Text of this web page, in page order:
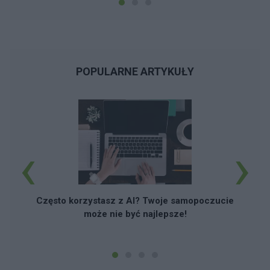
POPULARNE ARTYKUŁY
Często korzystasz z AI? Twoje samopoczucie
może nie być najlepsze!
‹ ›